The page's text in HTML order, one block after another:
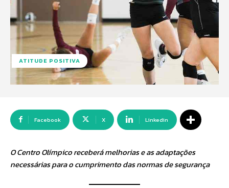
ATITUDE POSITIVA
Facebook X Linkedin
O Centro Olímpico receberá melhorias e as adaptações
necessárias para o cumprimento das normas de segurança